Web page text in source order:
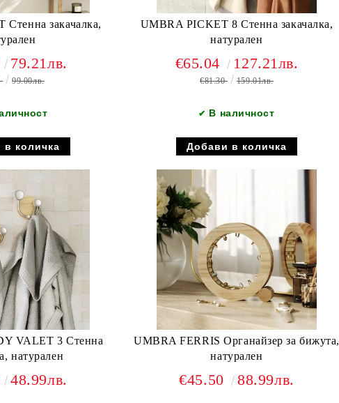
закачалка,
79.21лв.
99.00лв.
UMBRA PICKET 8 Стенна закачалка,
натурален
€65.04 127.21лв.
€81.30 159.01лв.
✔ В наличност
VALET 3 Стенна
натурален
48.99лв.
UMBRA FERRIS Органайзер за бижута,
натурален
€45.50 88.99лв.